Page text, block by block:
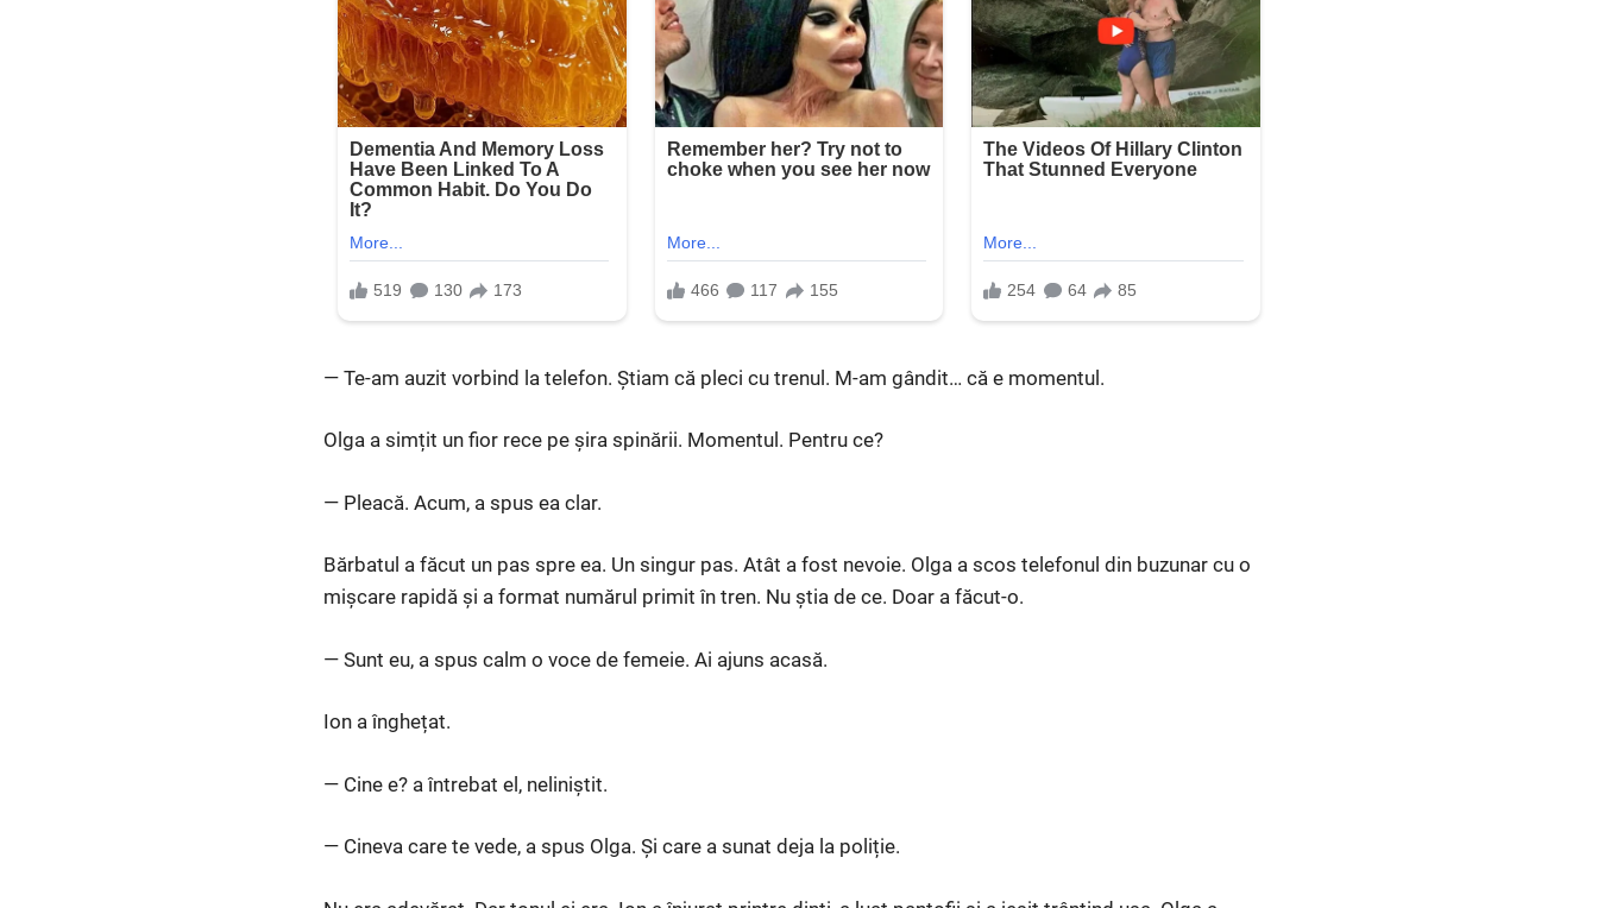
— Te-am auzit vorbind la telefon. Știam că pleci cu trenul. M-am gândit… că e momentul.
Olga a simțit un fior rece pe șira spinării. Momentul. Pentru ce?
— Pleacă. Acum, a spus ea clar.
Bărbatul a făcut un pas spre ea. Un singur pas. Atât a fost nevoie. Olga a scos telefonul din buzunar cu o
mișcare rapidă și a format numărul primit în tren. Nu știa de ce. Doar a făcut-o.
— Sunt eu, a spus calm o voce de femeie. Ai ajuns acasă.
Ion a înghețat.
— Cine e? a întrebat el, neliniștit.
— Cineva care te vede, a spus Olga. Și care a sunat deja la poliție.